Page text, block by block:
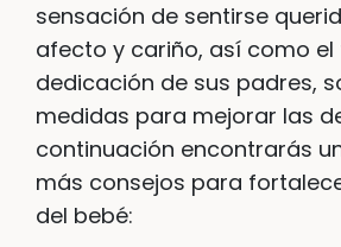
sensación de sentirse
afecto y cariño, así como el
dedicación de sus padres,
medidas para mejorar las
continuación encontrarás
más consejos para
del bebé: